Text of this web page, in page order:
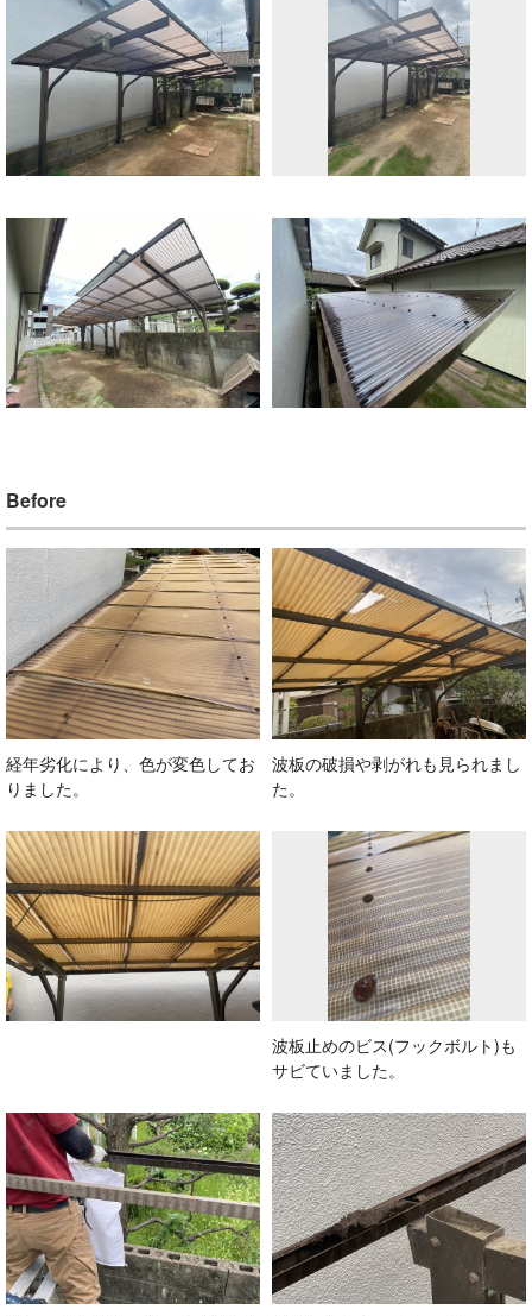
Before
経年劣化により、色が変色してお
りました。
波板の破損や剥がれも見られまし
た。
波板止めのビス(フックボルト)も
サビていました。